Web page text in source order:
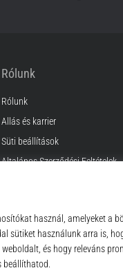
Rólunk
Rólunk
Állás és karrier
Süti beállítások
Általános Szerződési Feltételek